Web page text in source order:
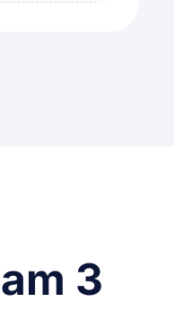
3